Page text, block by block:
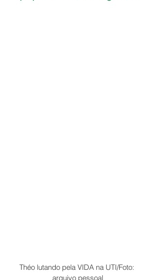
Théo lutando pela VIDA na UTI/Foto:
arquivo pessoal